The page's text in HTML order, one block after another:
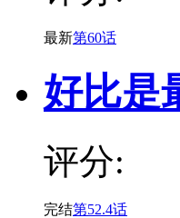
最新第60话
好比是
评分:
完结第52.4话